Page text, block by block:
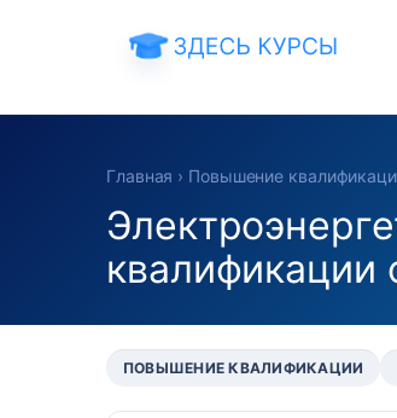
Главная › Повышение
ПОВЫШЕНИЕ КВАЛИФИКАЦИИ